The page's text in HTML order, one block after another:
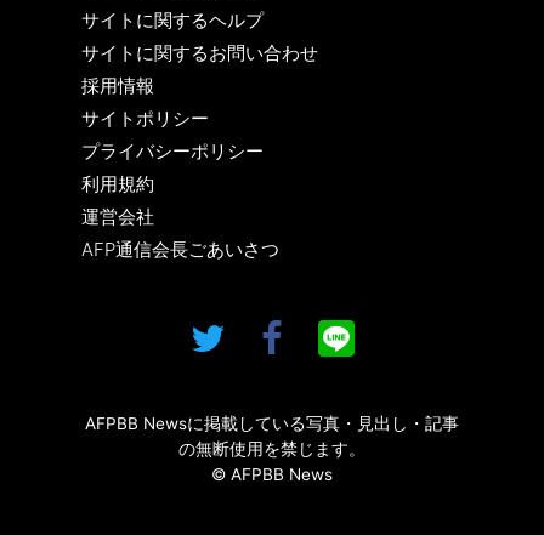
サイトに関するヘルプ
サイトに関するお問い合わせ
採用情報
サイトポリシー
プライバシーポリシー
利用規約
運営会社
AFP通信会長ごあいさつ
AFPBB Newsに掲載している写真・見出し・記事
の無断使用を禁じます。
© AFPBB News